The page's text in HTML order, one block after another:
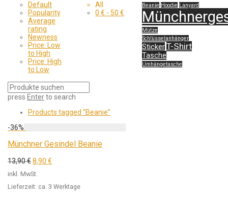
Default
Popularity
Average
rating
Newness
Price: Low
to High
Price: High
to Low
All
0 € - 50 €
Beanie Hoodie Lanyard
Mütze
Schlüsselanhänger
StickerT-Shirt
Tasche
Umhängetasche
press Enterto search
Products tagged “Beanie”
-36%
Münchner Gesindel Beanie
13,90€8,90 €
inkl. MwSt.
Lieferzeit: ca. 3 Werktage